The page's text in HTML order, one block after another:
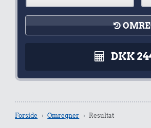
DKK
Forside Omregner Resultat